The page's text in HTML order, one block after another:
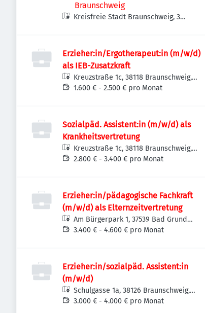
Braunschweig
Kreisfreie Stadt Braunschweig, 38
Erzieher:in/Ergotherapeut:in (m/w/d)
als IEB-Zusatzkraft
Kreuzstraße 1c, 38118 Braunschweig,
Deutschland
1.600 € - 2.500 € pro Monat
Sozialpäd. Assistent:in (m/w/d) als
Krankheitsvertretung
Kreuzstraße 1c, 38118 Braunschweig,
Deutschland
2.800 € - 3.400 € pro Monat
Erzieher:in/pädagogische Fachkraft
(m/w/d) als Elternzeitvertretung
Am Bürgerpark 1, 37539 Bad Grund
(Harz), Deutschland
3.400 € - 4.600 € pro Monat
Erzieher:in/sozialpäd. Assistent:in
(m/w/d)
Schulgasse 1a, 38126 Braunschweig,
Deutschland
3.000 € - 4.000 € pro Monat